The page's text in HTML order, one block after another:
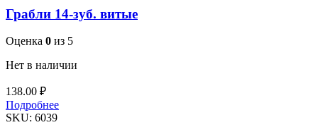
Грабли 14-зуб. витые
Оценка 0 из 5
Нет в наличии
138.00 ₽
Подробнее
SKU: 6039